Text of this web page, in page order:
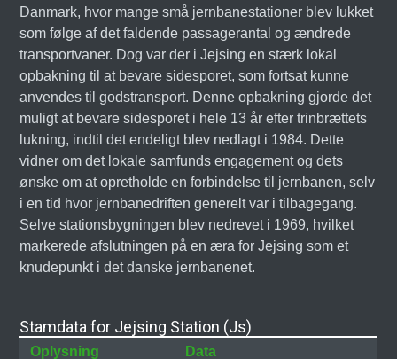
Danmark, hvor mange små jernbanestationer blev lukket
som følge af det faldende passagerantal og ændrede
transportvaner. Dog var der i Jejsing en stærk lokal
opbakning til at bevare sidesporet, som fortsat kunne
anvendes til godstransport. Denne opbakning gjorde det
muligt at bevare sidesporet i hele 13 år efter trinbrættets
lukning, indtil det endeligt blev nedlagt i 1984. Dette
vidner om det lokale samfunds engagement og dets
ønske om at opretholde en forbindelse til jernbanen, selv
i en tid hvor jernbanedriften generelt var i tilbagegang.
Selve stationsbygningen blev nedrevet i 1969, hvilket
markerede afslutningen på en æra for Jejsing som et
knudepunkt i det danske jernbanenet.
Stamdata for Jejsing Station (Js)
Oplysning Data